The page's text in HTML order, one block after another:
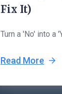
Fix It)
Turn a 'No' into a
Read More